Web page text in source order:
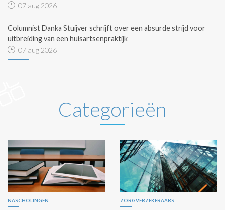
07 aug 2026
Columnist Danka Stuijver schrijft over een absurde strijd voor
uitbreiding van een huisartsenpraktijk
07 aug 2026
Categorieën
NASCHOLINGEN ZORGVERZEKERAARS